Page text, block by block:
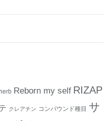
Reborn my self RIZAP
クレアチン コンパウンド種目 サ